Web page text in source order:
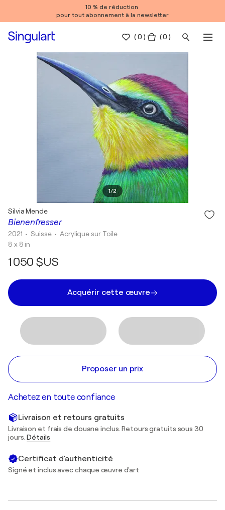
10 % de réduction
pour tout abonnement à la newsletter
(0 ) ( 0 )
1/2
Bienenfresser
Silvia Mende
2021 • Suisse •Acrylique sur Toile
8 x 8 in
1 050 $US
Acquérir cette œuvre
Proposer un prix
Achetez en toute confiance
Livraison et retours gratuits
Livraison et frais de douane inclus. Retours gratuits sous 30
jours.Détails
Certificat d'authenticité
Signé et inclus avec chaque œuvre d'art